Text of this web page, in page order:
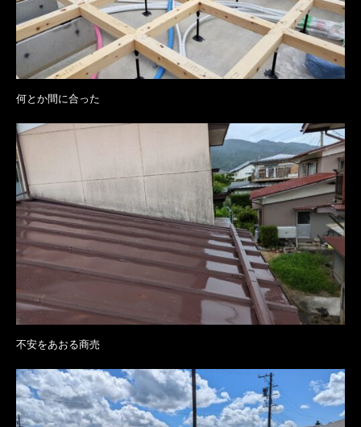
何とか間に合った
不安をあおる商売